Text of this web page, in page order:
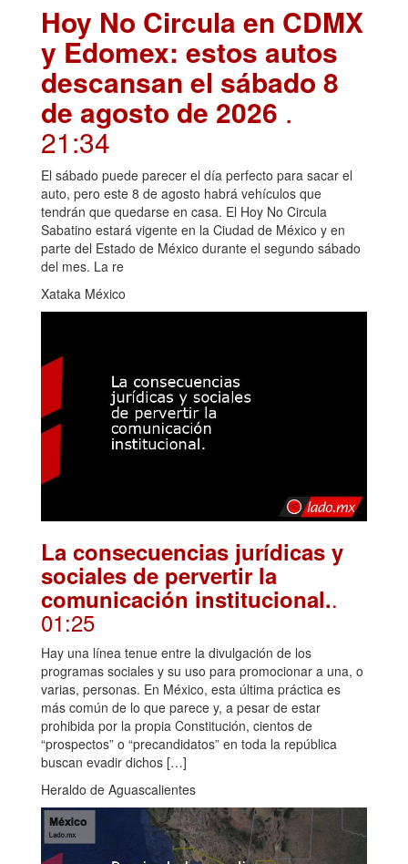
Hoy No Circula en CDMX
y Edomex: estos autos
descansan el sábado 8
de agosto de 2026 .
21:34
El sábado puede parecer el día perfecto para sacar el
auto, pero este 8 de agosto habrá vehículos que
tendrán que quedarse en casa. El Hoy No Circula
Sabatino estará vigente en la Ciudad de México y en
parte del Estado de México durante el segundo sábado
del mes. La re
Xataka México
La consecuencias jurídicas y
sociales de pervertir la
comunicación institucional..
01:25
Hay una línea tenue entre la divulgación de los
programas sociales y su uso para promocionar a una, o
varias, personas. En México, esta última práctica es
más común de lo que parece y, a pesar de estar
prohibida por la propia Constitución, cientos de
“prospectos” o “precandidatos” en toda la república
buscan evadir dichos […]
Heraldo de Aguascalientes